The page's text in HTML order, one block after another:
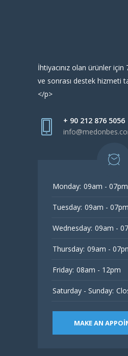
İhtiyacınız olan ürünler için
ve sonrası destek hizmeti
</p>
+ 90 212 876 5056
Monday: 09am - 07pm
Tuesday: 09am - 07pm
Wednesday: 09am -
Thursday: 09am -
Friday: 08am - 12pm
Saturday - Sunday:
MAKE AN